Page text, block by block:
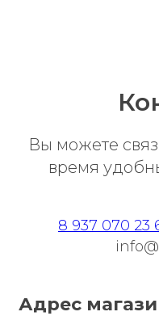
Вы можете
время
8 937 070 23
Адрес